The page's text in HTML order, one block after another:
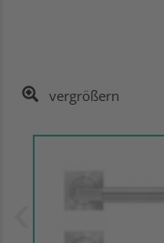
vergrößern